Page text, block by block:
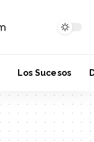
Los Sucesos